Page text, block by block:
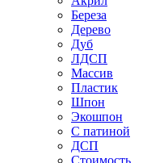
Береза
Дерево
Дуб
ЛДСП
Массив
Пластик
Шпон
Экошпон
С патиной
ДСП
Стоимость